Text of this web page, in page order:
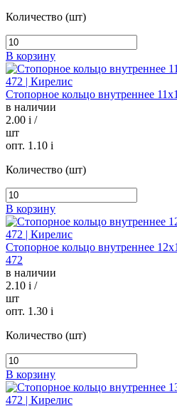
Количество (шт)
В корзину
Стопорное кольцо внутреннее
в наличии
2.00 i /
шт
опт. 1.10 i
Количество (шт)
В корзину
Стопорное кольцо внутреннее
472
в наличии
2.10 i /
шт
опт. 1.30 i
Количество (шт)
В корзину